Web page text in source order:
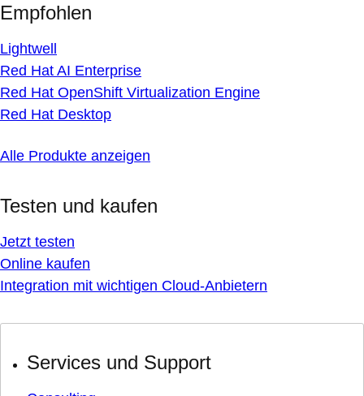
Empfohlen
Lightwell
Red Hat AI Enterprise
Red Hat OpenShift Virtualization Engine
Red Hat Desktop
Alle Produkte anzeigen
Testen und kaufen
Jetzt testen
Online kaufen
Integration mit wichtigen Cloud-Anbietern
Services und Support